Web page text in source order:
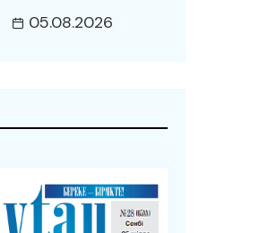
05.08.2026